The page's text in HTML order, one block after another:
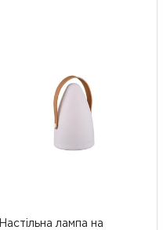
Настільна лампа на